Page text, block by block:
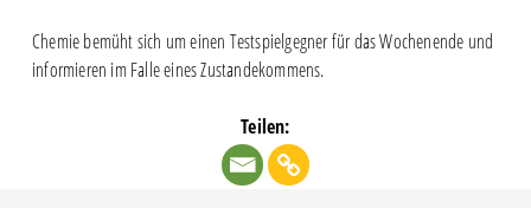
Chemie bemüht sich um einen Testspielgegner für das Wochenende und
informieren im Falle eines Zustandekommens.
Teilen: